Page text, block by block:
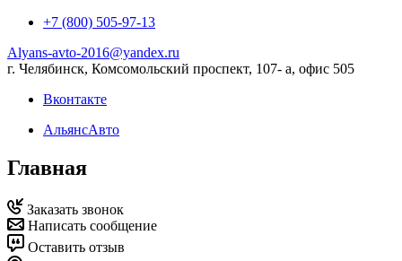
+7 (800) 505-97-13
Alyans-avto-2016@yandex.ru
г. Челябинск, Комсомольский проспект, 107- а, офис 505
Вконтакте
АльянсАвто
Главная
Заказать звонок
Написать сообщение
Оставить отзыв